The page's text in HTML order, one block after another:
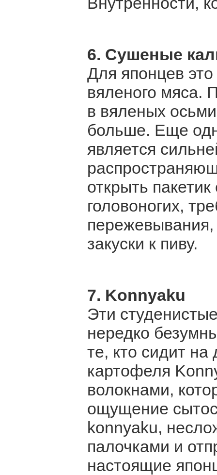
6. Сушеные
Для японцев
вяленого мяса.
в вяленых
больше. Еще
является
открыть
головоногих,
закуски к пиву.
7. Konnyaku
Эти
нередко
те, кто сидит на
картофеля
волокнами,
ощущение
konnyaku,
палочками и
настоящие